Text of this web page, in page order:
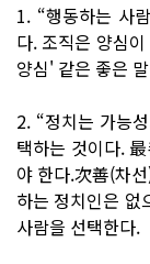
1. “행동하는 사
다. 조직은 양심
양심' 같은 좋은
2. “정치는 가능
택하는 것이다.
야 한다.次善(차
하는 정치인은 없
사람을 선택한다.